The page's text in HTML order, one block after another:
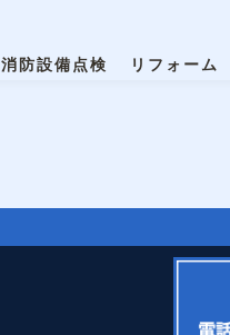
消防設備点検 リフォーム